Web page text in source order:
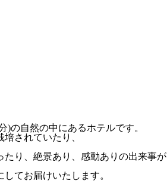
)の自然の中にあるホテルです。
されていたり、
り、絶景あり、感動ありの出来事が
てお届けいたします。